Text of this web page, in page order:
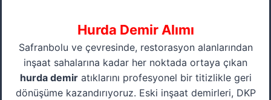
Hurda Demir Alımı
Safranbolu ve çevresinde, restorasyon alanlarından
inşaat sahalarına kadar her noktada ortaya çıkan
hurda demiratıklarını profesyonel bir titizlikle geri
dönüşüme kazandırıyoruz. Eski inşaat demirleri, DKP